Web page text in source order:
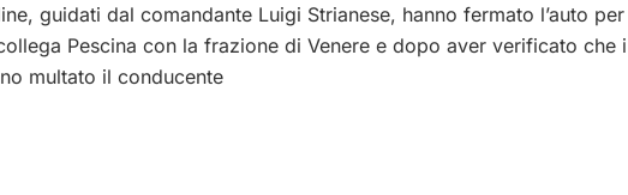
guidati dal comandante Luigi Strianese, hanno fermato l’auto per
Pescina con la frazione di Venere e dopo aver verificato che i
multato il conducente